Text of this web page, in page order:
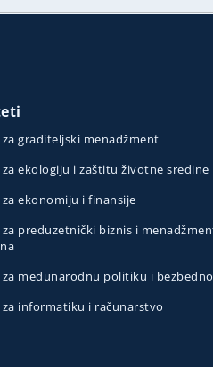
graditeljski menadžment
ekologiju i zaštitu životne sredine
ekonomiju i finansije
preduzetnički biznis i
međunarodnu politiku i
informatiku i računarstvo